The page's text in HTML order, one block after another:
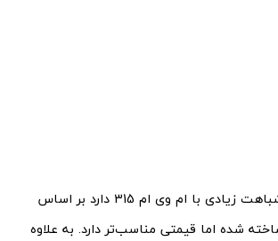
ام وی ام X22 که شباهت زیادی با ام وی ام 315 دارد بر اساس
پلتفرم 315 ساخته شده اما قیمتی مناسب‌تر دارد. به علاوه